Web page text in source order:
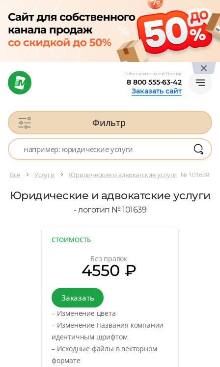
Работаем по всей России
8 800 555-63-42
Заказать сайт
Фильтр
Все Услуги Юридические и адвокатские услуги № 101639
Юридические и адвокатские услуги
- логотип № 101639
СТОИМОСТЬ
Без правок
4550 ₽
Заказать
– Изменение цвета
– Изменение Названия компании
идентичным шрифтом
– Исходные файлы в векторном
формате